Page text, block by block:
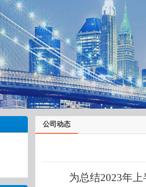
公司动态
为总结2023年